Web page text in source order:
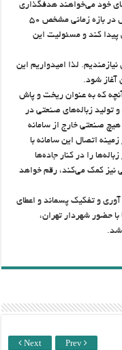
خود می‌خواهند هدفگذاری
مشخصی در حوزه پسماند داشته باشند. برای مثال در بازه زمانی مشخص ۵۰
پیدا کند و مسئولیت این
لذا امیدواریم این
آغاز شود.
که به عنوان ریخت و پاش
تولید زباله‌های صنعتی در
صنعتی خارج از سامانه
اتصال این سامانه با
را در کنار جاده‌ها
نیز کمک می‌کند، رقم خواهد
و تفکیک پسماند و اعطای
حضور شهردار تهران،
شد.
Next Prev